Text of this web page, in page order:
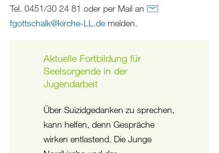
Tel. 0451/30 24 81 oder per Mail an
fgottschalk@kirche-LL .de melden.
Aktuelle Fortbildung für
Seelsorgende in der
Jugendarbeit
Über Suizidgedanken zu sprechen,
kann helfen, denn Gespräche
wirken entlastend. Die Junge